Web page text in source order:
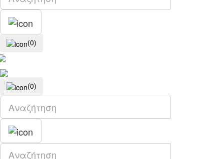
(0)
(0)